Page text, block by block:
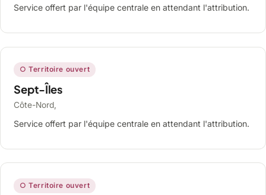
Service offert par l'équipe centrale en attendant l'attribution.
○ Territoire ouvert
Sept-Îles
Côte-Nord,
Service offert par l'équipe centrale en attendant l'attribution.
○ Territoire ouvert